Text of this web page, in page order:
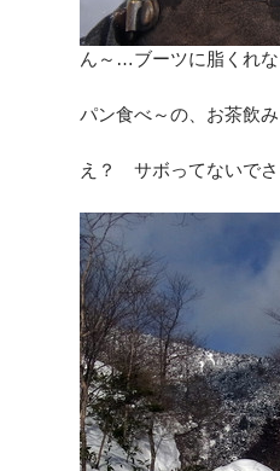
ん～…ブーツに脂くれ
パン食べ～の、お茶飲
え？ サボってないでさ